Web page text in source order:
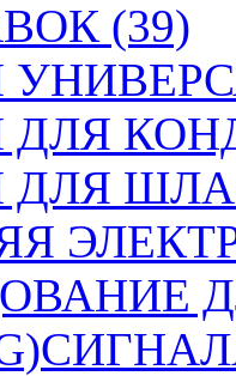
(39)
ДЛЯ
ДЛЯ